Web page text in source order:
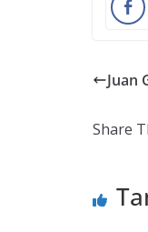
Juan
Share